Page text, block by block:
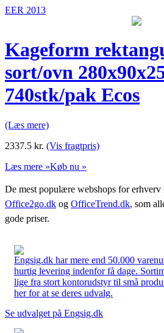
EER 2013
Kageform
sort/ovn
740stk/pak Ecos
(Læs mere)
2337.5 kr. (Vis fragtpris)
Læs mere »Køb nu »
De mest populære webshops for
Office2go.dk og OfficeTrend.dk, som
gode priser.
Engsig.dk har mere end 50.000
hurtig levering indenfor få dage.
lige fra stort kontorudstyr til små
her for at se deres udvalg.
Se udvalget på Engsig.dk